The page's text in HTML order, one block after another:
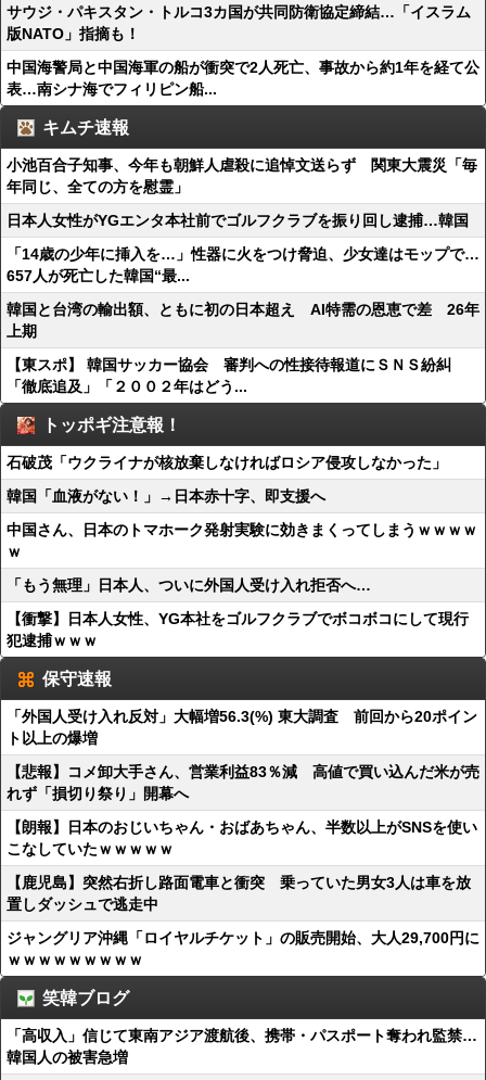
サウジ・パキスタン・トルコ3カ国が共同防衛協定締結…「イスラム
版NATO」指摘も！
中国海警局と中国海軍の船が衝突で2人死亡、事故から約1年を経て公
表…南シナ海でフィリピン船...
キムチ速報
小池百合子知事、今年も朝鮮人虐殺に追悼文送らず 関東大震災「毎
年同じ、全ての方を慰霊」
日本人女性がYGエンタ本社前でゴルフクラブを振り回し逮捕…韓国
「14歳の少年に挿入を…」性器に火をつけ脅迫、少女達はモップで…
657人が死亡した韓国“最...
韓国と台湾の輸出額、ともに初の日本超え AI特需の恩恵で差 26年
上期
【東スポ】 韓国サッカー協会 審判への性接待報道にＳＮＳ紛糾
「徹底追及」「２００２年はどう...
トッポギ注意報！
石破茂「ウクライナが核放棄しなければロシア侵攻しなかった」
韓国「血液がない！」→日本赤十字、即支援へ
中国さん、日本のトマホーク発射実験に効きまくってしまうｗｗｗｗ
ｗ
「もう無理」日本人、ついに外国人受け入れ拒否へ…
【衝撃】日本人女性、YG本社をゴルフクラブでボコボコにして現行
犯逮捕ｗｗｗ
保守速報
「外国人受け入れ反対」大幅増56.3(%) 東大調査 前回から20ポイン
ト以上の爆増
【悲報】コメ卸大手さん、営業利益83％減 高値で買い込んだ米が売
れず「損切り祭り」開幕へ
【朗報】日本のおじいちゃん・おばあちゃん、半数以上がSNSを使い
こなしていたｗｗｗｗｗ
【鹿児島】突然右折し路面電車と衝突 乗っていた男女3人は車を放
置しダッシュで逃走中
ジャングリア沖縄「ロイヤルチケット」の販売開始、大人29,700円に
ｗｗｗｗｗｗｗｗｗ
笑韓ブログ
「高収入」信じて東南アジア渡航後、携帯・パスポート奪われ監禁…
韓国人の被害急増